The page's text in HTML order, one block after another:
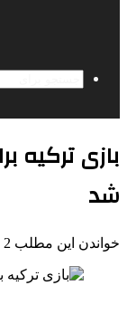
بازی ترکیه
شد
خواندن این مطلب 2 دقیقه زمان میبرد